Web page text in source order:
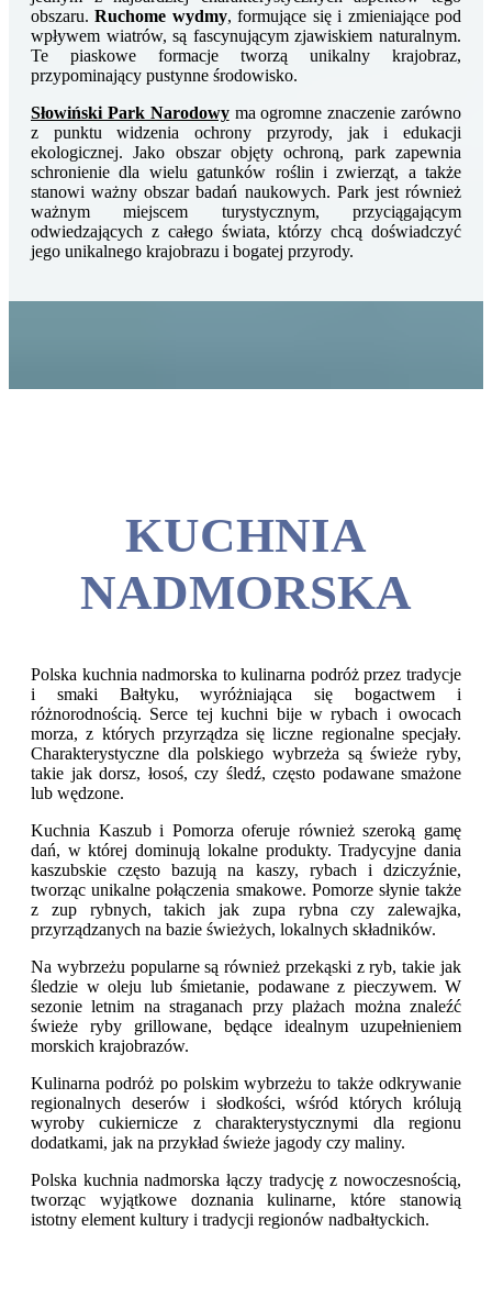
obszaru.Ruchome wydmy, formujące się i zmieniające pod
wpływem wiatrów, są fascynującym zjawiskiem naturalnym.
Te piaskowe formacje tworzą unikalny krajobraz,
przypominający pustynne środowisko.
Słowiński Park Narodowyma ogromne znaczenie zarówno
z punktu widzenia ochrony przyrody, jak i edukacji
ekologicznej. Jako obszar objęty ochroną, park zapewnia
schronienie dla wielu gatunków roślin i zwierząt, a także
stanowi ważny obszar badań naukowych. Park jest również
ważnym miejscem turystycznym, przyciągającym
odwiedzających z całego świata, którzy chcą doświadczyć
jego unikalnego krajobrazu i bogatej przyrody.
KUCHNIA
NADMORSKA
Polska kuchnia nadmorska to kulinarna podróż przez tradycje
i smaki Bałtyku, wyróżniająca się bogactwem i
różnorodnością. Serce tej kuchni bije w rybach i owocach
morza, z których przyrządza się liczne regionalne specjały.
Charakterystyczne dla polskiego wybrzeża są świeże ryby,
takie jak dorsz, łosoś, czy śledź, często podawane smażone
lub wędzone.
Kuchnia Kaszub i Pomorza oferuje również szeroką gamę
dań, w której dominują lokalne produkty. Tradycyjne dania
kaszubskie często bazują na kaszy, rybach i dziczyźnie,
tworząc unikalne połączenia smakowe. Pomorze słynie także
z zup rybnych, takich jak zupa rybna czy zalewajka,
przyrządzanych na bazie świeżych, lokalnych składników.
Na wybrzeżu popularne są również przekąski z ryb, takie jak
śledzie w oleju lub śmietanie, podawane z pieczywem. W
sezonie letnim na straganach przy plażach można znaleźć
świeże ryby grillowane, będące idealnym uzupełnieniem
morskich krajobrazów.
Kulinarna podróż po polskim wybrzeżu to także odkrywanie
regionalnych deserów i słodkości, wśród których królują
wyroby cukiernicze z charakterystycznymi dla regionu
dodatkami, jak na przykład świeże jagody czy maliny.
Polska kuchnia nadmorska łączy tradycję z nowoczesnością,
tworząc wyjątkowe doznania kulinarne, które stanowią
istotny element kultury i tradycji regionów nadbałtyckich.